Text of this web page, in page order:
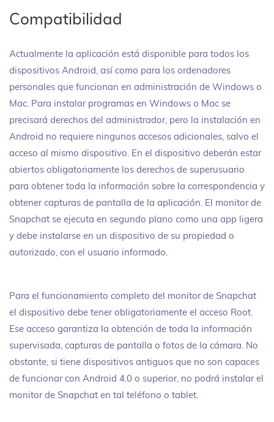
Compatibilidad
Actualmente la aplicación está disponible para todos los
dispositivos Android, así como para los ordenadores
personales que funcionan en administración de Windows o
Mac. Para instalar programas en Windows o Mac se
precisará derechos del administrador, pero la instalación en
Android no requiere ningunos accesos adicionales, salvo el
acceso al mismo dispositivo. En el dispositivo deberán estar
abiertos obligatoriamente los derechos de superusuario
para obtener toda la información sobre la correspondencia y
obtener capturas de pantalla de la aplicación. El monitor de
Snapchat se ejecuta en segundo plano como una app ligera
y debe instalarse en un dispositivo de su propiedad o
autorizado, con el usuario informado.
Para el funcionamiento completo del monitor de Snapchat
el dispositivo debe tener obligatoriamente el acceso Root.
Ese acceso garantiza la obtención de toda la información
supervisada, capturas de pantalla o fotos de la cámara. No
obstante, si tiene dispositivos antiguos que no son capaces
de funcionar con Android 4.0 o superior, no podrá instalar el
monitor de Snapchat en tal teléfono o tablet.